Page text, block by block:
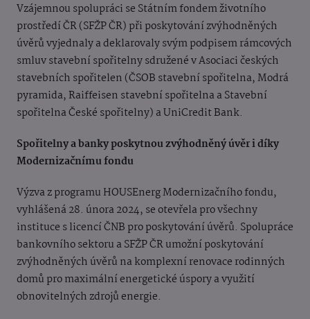
Vzájemnou spolupráci se Státním fondem životního
prostředí ČR (SFŽP ČR) při poskytování zvýhodněných
úvěrů vyjednaly a deklarovaly svým podpisem rámcových
smluv stavební spořitelny sdružené v Asociaci českých
stavebních spořitelen (ČSOB stavební spořitelna, Modrá
pyramida, Raiffeisen stavební spořitelna a Stavební
spořitelna České spořitelny) a UniCredit Bank.
Spořitelny a banky poskytnou zvýhodněný úvěr i díky
Modernizačnímu fondu
Výzva z programu HOUSEnerg Modernizačního fondu,
vyhlášená 28. února 2024, se otevřela pro všechny
instituce s licencí ČNB pro poskytování úvěrů. Spolupráce
bankovního sektoru a SFŽP ČR umožní poskytování
zvýhodněných úvěrů na komplexní renovace rodinných
domů pro maximální energetické úspory a využití
obnovitelných zdrojů energie.